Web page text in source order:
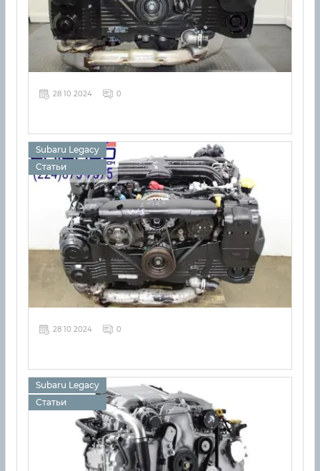
28 10 2024 0
Subaru Legacy
Статьи
28 10 2024 0
Subaru Legacy
Статьи